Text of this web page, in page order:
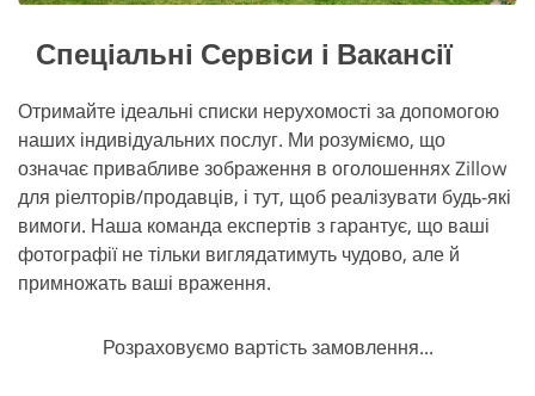
Спеціальні Сервіси і Вакансії
Отримайте ідеальні списки нерухомості за допомогою
наших індивідуальних послуг. Ми розуміємо, що
означає привабливе зображення в оголошеннях Zillow
для ріелторів/продавців, і тут, щоб реалізувати будь-які
вимоги. Наша команда експертів з гарантує, що ваші
фотографії не тільки виглядатимуть чудово, але й
примножать ваші враження.
Розраховуємо вартість замовлення...